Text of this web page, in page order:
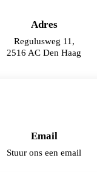
Adres
Regulusweg 11,
2516 AC Den Haag
Email
Stuur ons een email